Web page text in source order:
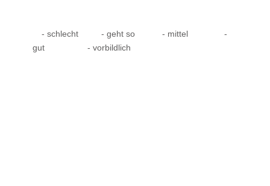
- schlecht - geht so - mittel
-
gut
- vorbildlich